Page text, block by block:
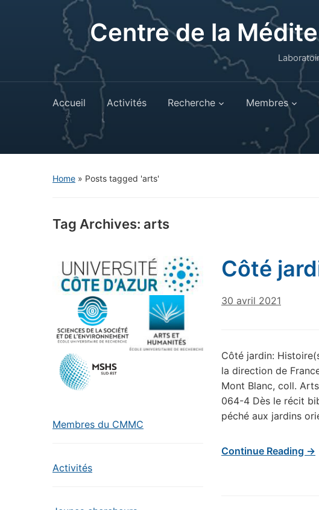
Centre de la
Accueil Activités Recherche Membres
Home » Posts tagged 'arts'
Tag Archives: arts
Membres du CMMC
Activités
Côté
30 avril 2021
Côté jardin:
la direction de
Mont Blanc, coll.
064-4 Dès le récit
péché aux jardins
Continue Reading →